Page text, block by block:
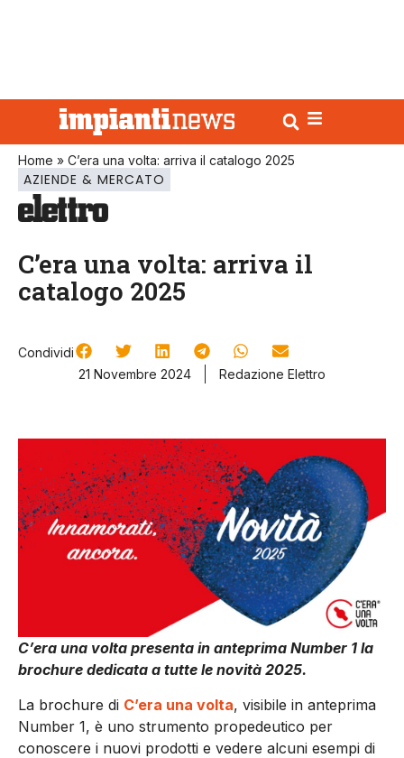
Home » C’era una volta: arriva il catalogo 2025
AZIENDE & MERCATO
C’era una volta: arriva il
catalogo 2025
Condividi
21 Novembre 2024
Redazione Elettro
C’era una volta presenta in anteprima Number 1 la
brochure dedicata a tutte le novità 2025.
La brochure di C’era una volta, visibile in anteprima
Number 1, è uno strumento propedeutico per
conoscere i nuovi prodotti e vedere alcuni esempi di